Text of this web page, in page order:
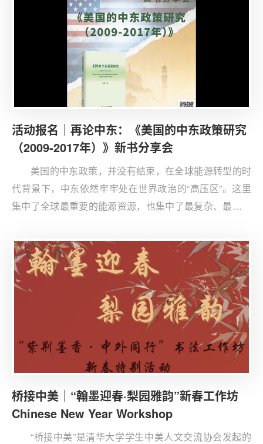
跨文化对话场域，为青年领袖们共议全球发展未来提供平
台，在人类命运共同体的广阔图景中书写属于青年的篇
活动报名｜再论中东：《美国的中东政策研究
（2009-2017年）》新书分享会
美国的中东政策，并没有结束，在全球能源转型的时
代背景下，中东依然牢牢处在世界政治的“高压区”。这里
集中了全球最重要的能源资源，也集中了最复杂、最持久
些看似彼此独立的问题，实则长期交织在一起，塑造着我
们今天所身处的国际秩序。
桥接中美｜“翰墨迎春·梨园雅韵”新春工作坊
Chinese New Year Workshop
“桥接中美”是清华大学学生中美人文交流协会发起的